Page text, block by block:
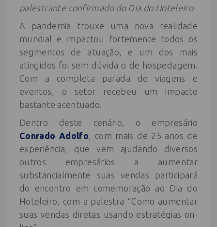
palestrante confirmado do Dia do Hoteleiro
A pandemia trouxe uma nova realidade
mundial e impactou fortemente todos os
segmentos de atuação, e um dos mais
atingidos foi sem dúvida o de hospedagem.
Com a completa parada de viagens e
eventos, o setor recebeu um impacto
bastante acentuado.
Dentro deste cenário, o empresário
Conrado Adolfo, com mais de 25 anos de
experiência, que vem ajudando diversos
outros empresários a aumentar
substancialmente suas vendas participará
do encontro em comemoração ao Dia do
Hoteleiro, com a palestra “Como aumentar
suas vendas diretas usando estratégias on-